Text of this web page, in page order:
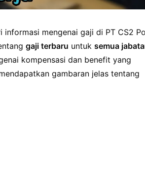
informasi mengenai gaji di PT CS2
gaji terbaru untuk semua
kompensasi dan benefit yang
gambaran jelas tentang